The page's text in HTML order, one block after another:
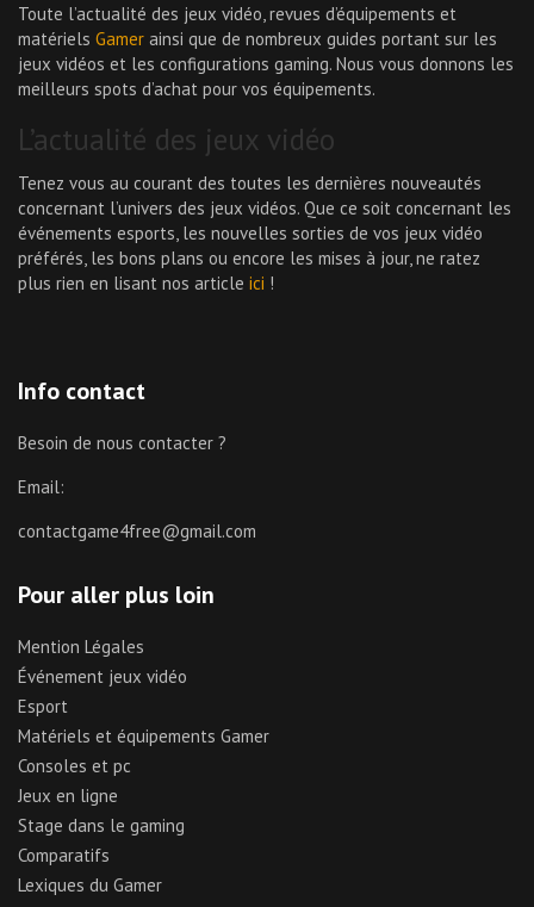
Toute l’actualité des jeux vidéo, revues d’équipements et
matériels Gamer ainsi que de nombreux guides portant sur les
jeux vidéos et les configurations gaming. Nous vous donnons les
meilleurs spots d’achat pour vos équipements.
L’actualité des jeux vidéo
Tenez vous au courant des toutes les dernières nouveautés
concernant l’univers des jeux vidéos. Que ce soit concernant les
événements esports, les nouvelles sorties de vos jeux vidéo
préférés, les bons plans ou encore les mises à jour, ne ratez
plus rien en lisant nos article ici !
Info contact
Besoin de nous contacter ?
Email:
contactgame4free@gmail.com
Pour aller plus loin
Mention Légales
Événement jeux vidéo
Esport
Matériels et équipements Gamer
Consoles et pc
Jeux en ligne
Stage dans le gaming
Comparatifs
Lexiques du Gamer